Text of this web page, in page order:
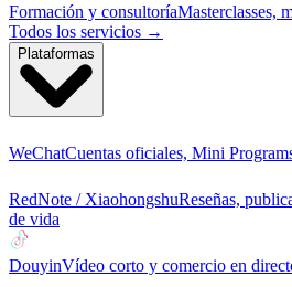
Formación y consultoríaMasterclasses,
Todos los servicios →
Plataformas
WeChatCuentas oficiales, Mini
RedNote / XiaohongshuReseñas,
de vida
DouyinVídeo corto y comercio en